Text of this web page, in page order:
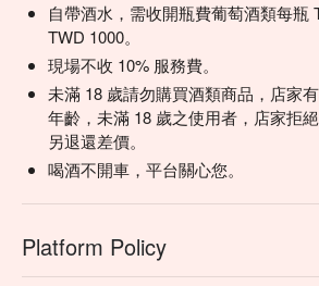
自帶酒水，需收開瓶費葡萄酒類每瓶
TWD 1000。
現場不收 10% 服務費。
未滿 18 歲請勿購買酒類商品，店家
年齡，未滿 18 歲之使用者，店家拒
另退還差價。
喝酒不開車，平台關心您。
Platform Policy